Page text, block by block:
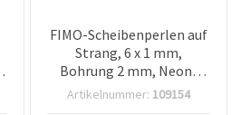
FIMO-Scheibenperlen auf
Strang, 6 x 1 mm,
Bohrung 2 mm, Neon-
Pink, ca. 320 Stück
Artikelnummer: 109154